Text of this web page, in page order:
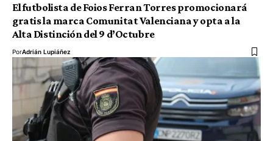
El futbolista de Foios Ferran Torres promocionará
gratis la marca Comunitat Valenciana y opta a la
Alta Distinción del 9 d’Octubre
PorAdrián Lupiáñez